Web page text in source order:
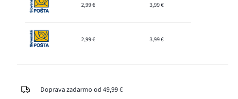
2,99 € 3,99 €
2,99 € 3,99 €
Doprava zadarmo od 49,99 €